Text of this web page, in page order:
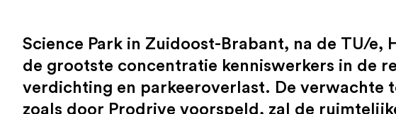
Science Park in Zuidoost-Brabant, na de TU/e,
de grootste concentratie kenniswerkers in de
verdichting en parkeeroverlast. De verwachte
zoals door Prodrive voorspeld, zal de